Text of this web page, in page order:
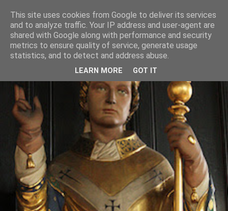
This site uses cookies from Google to deliver its services
and to analyze traffic. Your IP address and user-agent are
shared with Google along with performance and security
metrics to ensure quality of service, generate usage
statistics, and to detect and address abuse.
LEARN MORE GOT IT